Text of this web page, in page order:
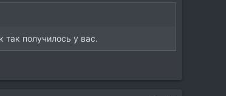
получилось у вас.